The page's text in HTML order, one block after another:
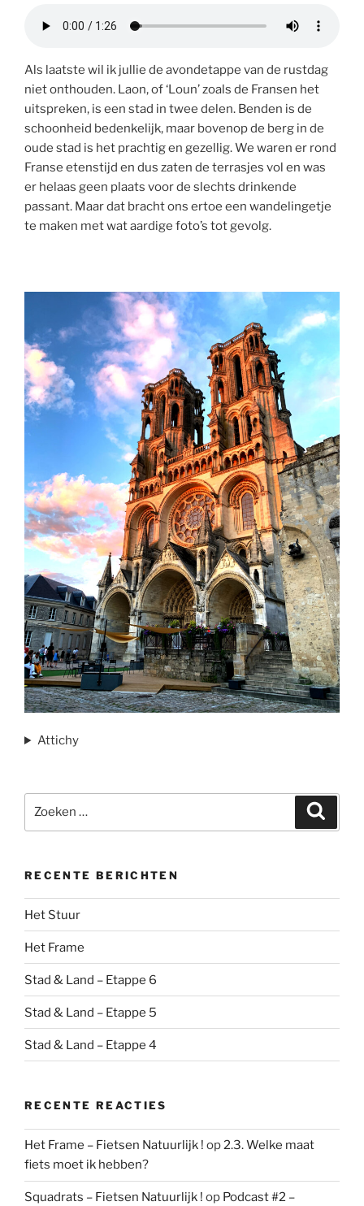
Als laatste wil ik jullie de avondetappe van de rustdag
niet onthouden. Laon, of ‘Loun’ zoals de Fransen het
uitspreken, is een stad in twee delen. Benden is de
schoonheid bedenkelijk, maar bovenop de berg in de
oude stad is het prachtig en gezellig. We waren er rond
Franse etenstijd en dus zaten de terrasjes vol en was
er helaas geen plaats voor de slechts drinkende
passant. Maar dat bracht ons ertoe een wandelingetje
te maken met wat aardige foto’s tot gevolg.
Attichy
naar:
RECENTE BERICHTEN
Het Stuur
Het Frame
Stad & Land – Etappe 6
Stad & Land – Etappe 5
Stad & Land – Etappe 4
RECENTE REACTIES
Het Frame – Fietsen Natuurlijk ! op2.3. Welke maat
fiets moet ik hebben?
Squadrats – Fietsen Natuurlijk ! op Podcast #2 –